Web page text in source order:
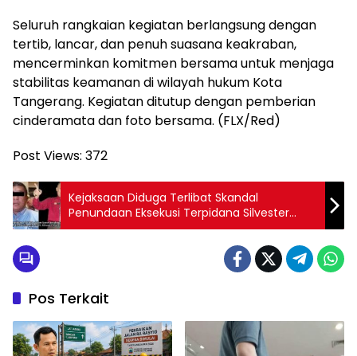
Seluruh rangkaian kegiatan berlangsung dengan
tertib, lancar, dan penuh suasana keakraban,
mencerminkan komitmen bersama untuk menjaga
stabilitas keamanan di wilayah hukum Kota
Tangerang. Kegiatan ditutup dengan pemberian
cinderamata dan foto bersama. (FLX/Red)
Post Views: 372
Kejaksaan Diduga Terlibat Skandal
Penundaan Eksekusi Terpidana Silvester
Matutina: Adakah ‘Tangan Projo’ di Balik Ini?
Pos Terkait